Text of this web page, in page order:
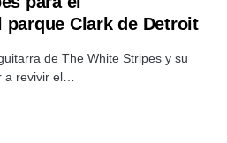
Clark de Detroit
de The White Stripes y su
a revivir el…